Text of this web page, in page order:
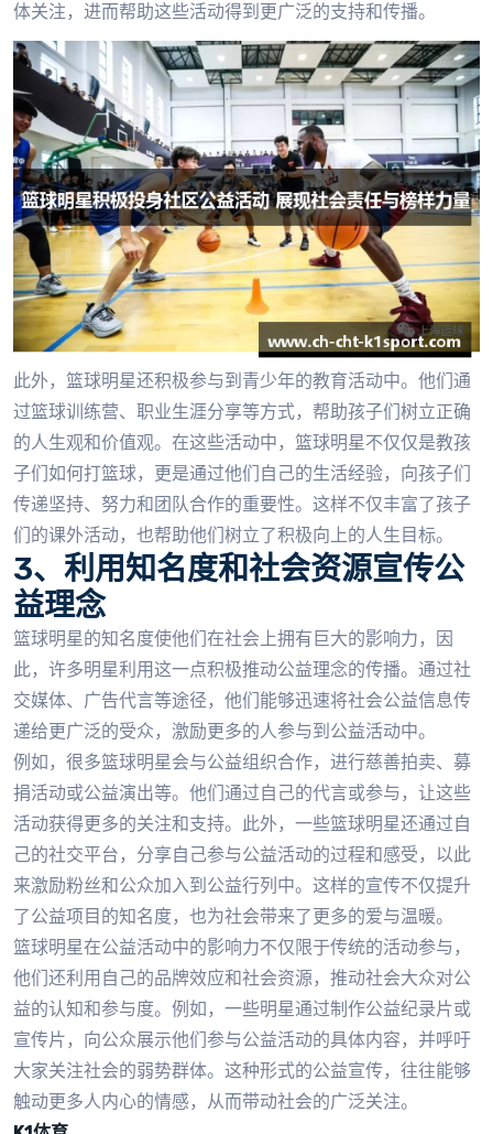
体关注，进而帮助这些活动得到更广泛的支持和传播。
此外，篮球明星还积极参与到青少年的教育活动中。他们通
过篮球训练营、职业生涯分享等方式，帮助孩子们树立正确
的人生观和价值观。在这些活动中，篮球明星不仅仅是教孩
子们如何打篮球，更是通过他们自己的生活经验，向孩子们
传递坚持、努力和团队合作的重要性。这样不仅丰富了孩子
们的课外活动，也帮助他们树立了积极向上的人生目标。
3、利用知名度和社会资源宣传公
益理念
篮球明星的知名度使他们在社会上拥有巨大的影响力，因
此，许多明星利用这一点积极推动公益理念的传播。通过社
交媒体、广告代言等途径，他们能够迅速将社会公益信息传
递给更广泛的受众，激励更多的人参与到公益活动中。
例如，很多篮球明星会与公益组织合作，进行慈善拍卖、募
捐活动或公益演出等。他们通过自己的代言或参与，让这些
活动获得更多的关注和支持。此外，一些篮球明星还通过自
己的社交平台，分享自己参与公益活动的过程和感受，以此
来激励粉丝和公众加入到公益行列中。这样的宣传不仅提升
了公益项目的知名度，也为社会带来了更多的爱与温暖。
篮球明星在公益活动中的影响力不仅限于传统的活动参与，
他们还利用自己的品牌效应和社会资源，推动社会大众对公
益的认知和参与度。例如，一些明星通过制作公益纪录片或
宣传片，向公众展示他们参与公益活动的具体内容，并呼吁
大家关注社会的弱势群体。这种形式的公益宣传，往往能够
触动更多人内心的情感，从而带动社会的广泛关注。